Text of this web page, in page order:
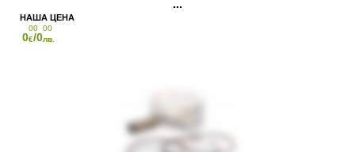
0
00
€/0
00
лв.